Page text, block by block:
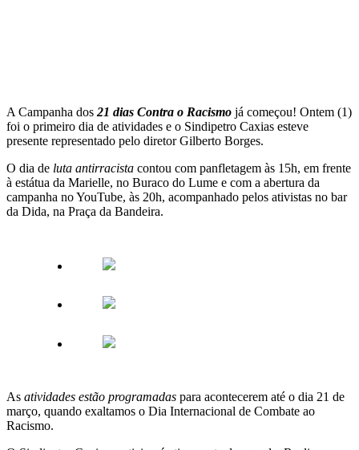
A Campanha dos 21 dias Contra o Racismo já começou! Ontem (1)
foi o primeiro dia de atividades e o Sindipetro Caxias esteve
presente representado pelo diretor Gilberto Borges.
O dia de luta antirracista contou com panfletagem às 15h, em frente
à estátua da Marielle, no Buraco do Lume e com a abertura da
campanha no YouTube, às 20h, acompanhado pelos ativistas no bar
da Dida, na Praça da Bandeira.
As atividades estão programadas para acontecerem até o dia 21 de
março, quando exaltamos o Dia Internacional de Combate ao
Racismo.